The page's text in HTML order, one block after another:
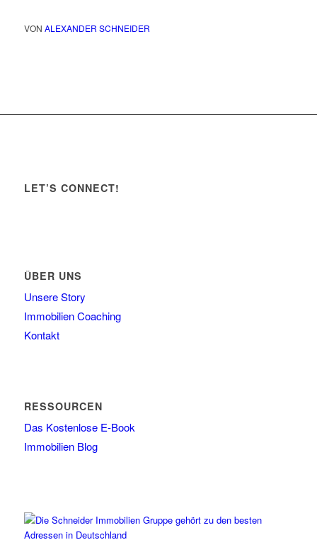
VON ALEXANDER SCHNEIDER
LET’S CONNECT!
ÜBER UNS
Unsere Story
Immobilien Coaching
Kontakt
RESSOURCEN
Das Kostenlose E-Book
Immobilien Blog